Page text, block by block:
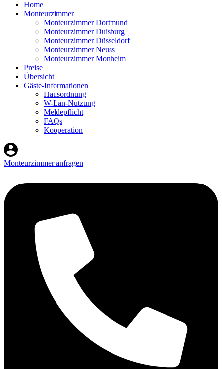
Home
Monteurzimmer
Monteurzimmer Dortmund
Monteurzimmer Duisburg
Monteurzimmer Düsseldorf
Monteurzimmer Neuss
Monteurzimmer Monheim
Preise
Übersicht
Gäste-Informationen
Hausordnung
W-Lan-Nutzung
Meldepflicht
FAQs
Kooperation
Monteurzimmer anfragen